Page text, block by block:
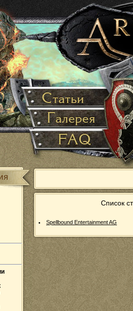
Список
Spellbound Entertainment AG